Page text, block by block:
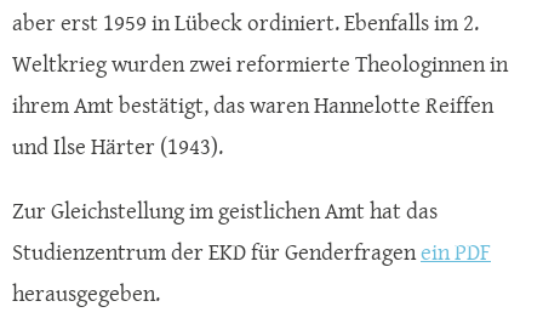
aber erst 1959 in Lübeck ordiniert. Ebenfalls im 2.
Weltkrieg wurden zwei reformierte Theologinnen in
ihrem Amt bestätigt, das waren Hannelotte Reiffen
und Ilse Härter (1943).
Zur Gleichstellung im geistlichen Amt hat das
Studienzentrum der EKD für Genderfragenein PDF
herausgegeben.